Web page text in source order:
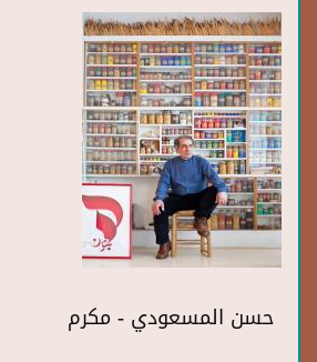
حسن المسعودي - مكرم